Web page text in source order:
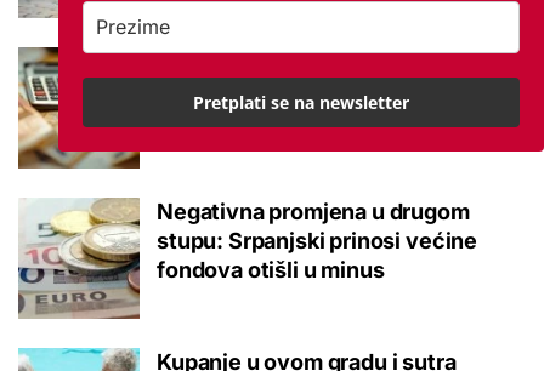
Što je MIREX i kako se računa?
Važna brojka za kategoriju štednje
u drugom stupu
Negativna promjena u drugom
stupu: Srpanjski prinosi većine
fondova otišli u minus
Kupanje u ovom gradu i sutra
Pretplati se na newsletter